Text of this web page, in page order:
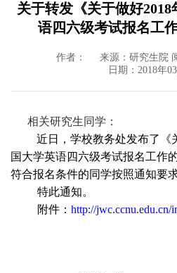
关于转发《关于做好
语四六级考试报名工
作者： 来源：研究生院
日期：2018年
相关研究生同学：
近日，学校教务处发布了《
国大学英语四六级考试报名工作
符合报名条件的同学按照通知要
特此通知。
附件： http://jwc.ccnu.edu.cn/